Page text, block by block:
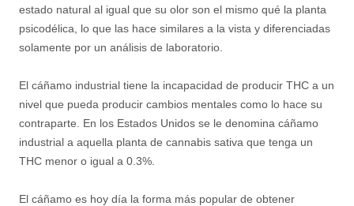
estado natural al igual que su olor son el mismo qué la planta
psicodélica, lo que las hace similares a la vista y diferenciadas
solamente por un análisis de laboratorio.
El cáñamo industrial tiene la incapacidad de producir THC a un
nivel que pueda producir cambios mentales como lo hace su
contraparte. En los Estados Unidos se le denomina cáñamo
industrial a aquella planta de cannabis sativa que tenga un
THC menor o igual a 0.3%.
El cáñamo es hoy día la forma más popular de obtener